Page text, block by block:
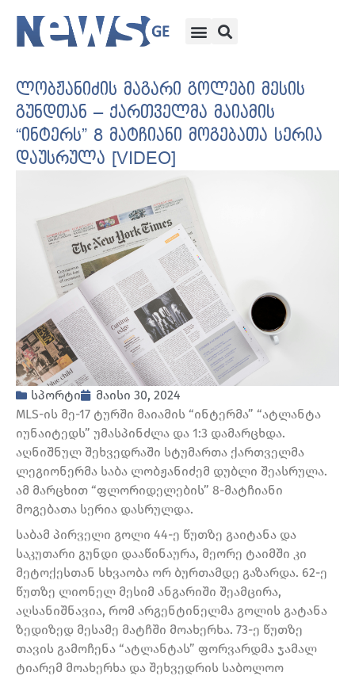
ლობჟანიძის მაგარი გოლები მესის
გუნდთან – ქართველმა მაიამის
“ინტერს” 8 მატჩიანი მოგებათა სერია
დაუსრულა [VIDEO]
სპორტი
მაისი 30, 2024
MLS-ის მე-17 ტურში მაიამის “ინტერმა” “ატლანტა
იუნაიტედს” უმასპინძლა და 1:3 დამარცხდა.
აღნიშნულ შეხვედრაში სტუმართა ქართველმა
ლეგიონერმა საბა ლობჟანიძემ დუბლი შეასრულა.
ამ მარცხით “ფლორიდელების” 8-მატჩიანი
მოგებათა სერია დასრულდა.
საბამ პირველი გოლი 44-ე წუთზე გაიტანა და
საკუთარი გუნდი დააწინაურა, მეორე ტაიმში კი
მეტოქესთან სხვაობა ორ ბურთამდე გაზარდა. 62-ე
წუთზე ლიონელ მესიმ ანგარიში შეამცირა,
აღსანიშნავია, რომ არგენტინელმა გოლის გატანა
ზედიზედ მესამე მატჩში მოახერხა. 73-ე წუთზე
თავის გამოჩენა “ატლანტას” ფორვარდმა ჯამალ
ტიარემ მოახერხა და შეხვედრის საბოლოო